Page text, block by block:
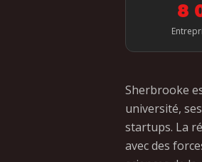
8
Sherbrooke
université,
startups. La
avec des